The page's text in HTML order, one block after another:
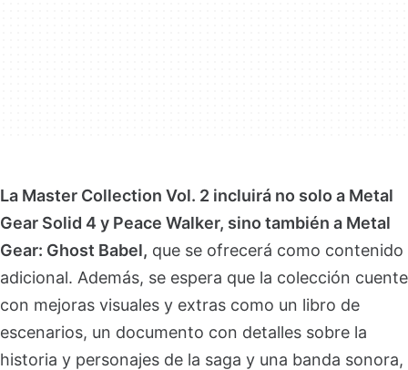
La Master Collection Vol. 2 incluirá no solo a Metal
Gear Solid 4 y Peace Walker, sino también a Metal
Gear: Ghost Babel, que se ofrecerá como contenido
adicional. Además, se espera que la colección cuente
con mejoras visuales y extras como un libro de
escenarios, un documento con detalles sobre la
historia y personajes de la saga y una banda sonora,